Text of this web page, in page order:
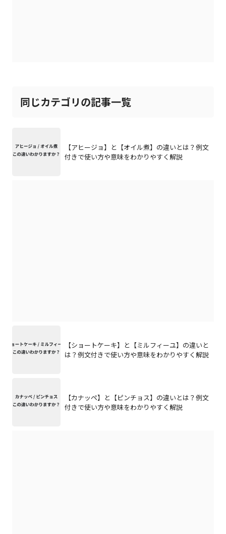
同じカテゴリの記事一覧
【アヒージョ】と【オイル煮】の違いとは？例文
付きで使い方や意味をわかりやすく解説
【ショートケーキ】と【ミルフィーユ】の違いと
は？例文付きで使い方や意味をわかりやすく解説
【カナッペ】と【ピンチョス】の違いとは？例文
付きで使い方や意味をわかりやすく解説